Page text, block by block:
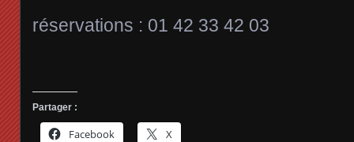
réservations : 01 42 33 42 03
Partager :
Facebook X